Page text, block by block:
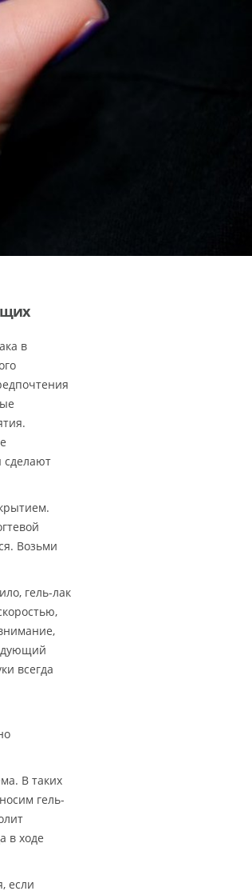
в
сделают
Возьми
гель-лак
всегда
В таких
гель-
в ходе
если